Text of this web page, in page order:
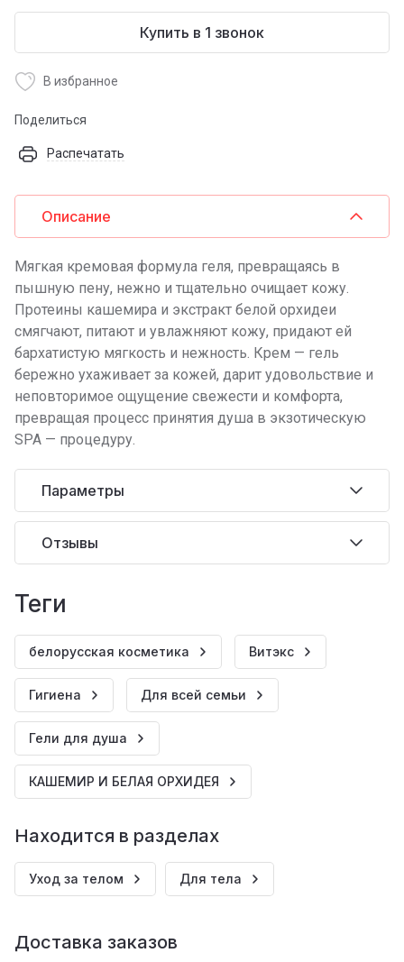
Купить в 1 звонок
В избранное
Поделиться
Распечатать
Описание
Мягкая кремовая формула геля, превращаясь в
пышную пену, нежно и тщательно очищает кожу.
Протеины кашемира и экстракт белой орхидеи
смягчают, питают и увлажняют кожу, придают ей
бархатистую мягкость и нежность. Крем — гель
бережно ухаживает за кожей, дарит удовольствие и
неповторимое ощущение свежести и комфорта,
превращая процесс принятия душа в экзотическую
SPA — процедуру.
Параметры
Отзывы
теги
белорусская косметика Витэкс
Гигиена Для всей семьи
Гели для душа
КАШЕМИР И БЕЛАЯ ОРХИДЕЯ
Находится в разделах
Уход за телом Для тела
Доставка заказов